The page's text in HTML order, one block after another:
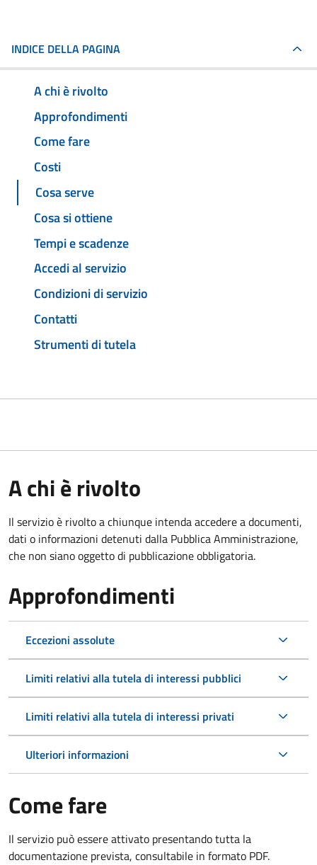
INDICE DELLA PAGINA
A chi è rivolto
Approfondimenti
Come fare
Costi
Cosa serve
Cosa si ottiene
Tempi e scadenze
Accedi al servizio
Condizioni di servizio
Contatti
Strumenti di tutela
A chi è rivolto
Il servizio è rivolto a chiunque intenda accedere a documenti,
dati o informazioni detenuti dalla Pubblica Amministrazione,
che non siano oggetto di pubblicazione obbligatoria.
Approfondimenti
Eccezioni assolute
Limiti relativi alla tutela di interessi pubblici
Limiti relativi alla tutela di interessi privati
Ulteriori informazioni
Come fare
Il servizio può essere attivato presentando tutta la
documentazione prevista, consultabile in formato PDF.